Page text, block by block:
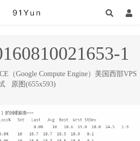
1
（Google Compute Engine）美国西部VPS
原图(655x593)